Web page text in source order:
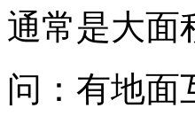
通常是大面
问：有地面